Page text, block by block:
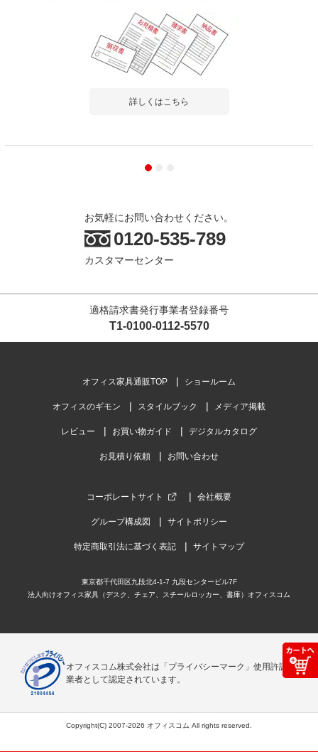
詳しくはこちら
お気軽にお問い合わせください。
0120-535-789
カスタマーセンター
適格請求書発行事業者登録番号
T1-0100-0112-5570
オフィス家具通販TOP ショールーム
オフィスのギモン スタイルブック メディア掲載
レビュー お買い物ガイド デジタルカタログ
お見積り依頼 お問い合わせ
コーポレートサイト 会社概要
グループ構成図 サイトポリシー
特定商取引法に基づく表記 サイトマップ
東京都千代田区九段北4-1-7 九段センタービル7F
法人向けオフィス家具（デスク、チェア、スチールロッカー、書庫）オフィスコム
オフィスコム株式会社は「プライバシーマーク」使用許諾事
業者として認定されています。
Copyright(C) 2007-2026 オフィスコム All rights reserved.